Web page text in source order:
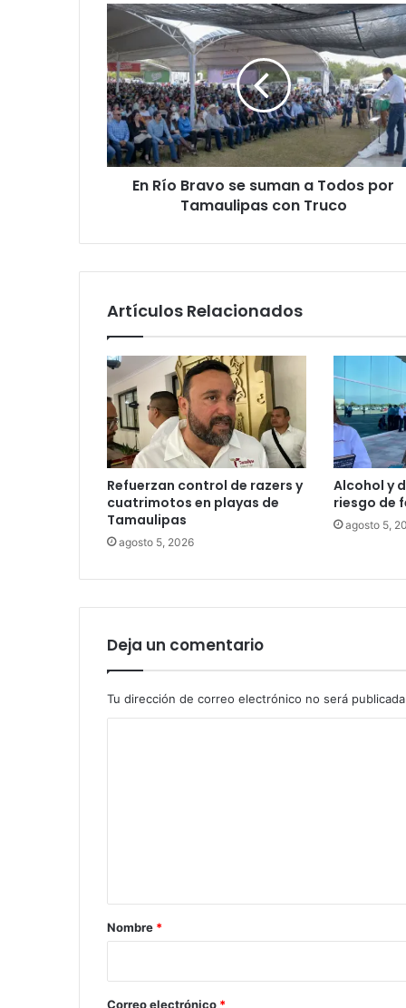
En Río Bravo se suman a Todos por
Tamaulipas con Truco
Artículos Relacionados
Refuerzan control de razers y
cuatrimotos en playas de
Tamaulipas
agosto 5, 2026
Alcohol y
riesgo de
agosto 5,
Deja un comentario
Tu dirección de correo electrónico no será
r
*
Nombre *
Correo electrónico *